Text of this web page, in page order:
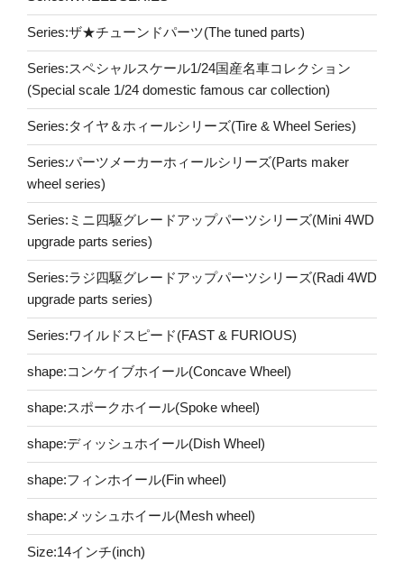
Series:ザ★チューンドパーツ(The tuned parts)
Series:スペシャルスケール1/24国産名車コレクション
(Special scale 1/24 domestic famous car collection)
Series:タイヤ＆ホィールシリーズ(Tire & Wheel Series)
Series:パーツメーカーホィールシリーズ(Parts maker
wheel series)
Series:ミニ四駆グレードアップパーツシリーズ(Mini 4WD
upgrade parts series)
Series:ラジ四駆グレードアップパーツシリーズ(Radi 4WD
upgrade parts series)
Series:ワイルドスピード(FAST & FURIOUS)
shape:コンケイブホイール(Concave Wheel)
shape:スポークホイール(Spoke wheel)
shape:ディッシュホイール(Dish Wheel)
shape:フィンホイール(Fin wheel)
shape:メッシュホイール(Mesh wheel)
Size:14インチ(inch)